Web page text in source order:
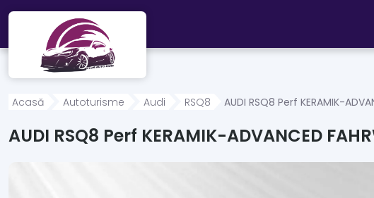
Mergi direct la conținutul principal
Acasă Autoturisme Audi RSQ8 AUDI RSQ8 Perf KERAMIK-
AUDI RSQ8 Perf KERAMIK-ADVANCED